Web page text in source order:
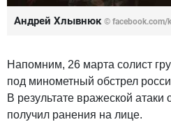
Андрей Хлывнюк © facebook.com/
Напомним, 26 марта солист
под минометный обстрел
В результате вражеской атаки
получил ранения на лице.